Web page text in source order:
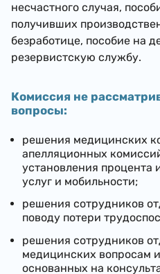
несчастного случая,
получивших
безработице, пособие на
резервистскую службу.
Комиссия не
вопросы:
решения медицинских
апелляционных
установления процента
услуг и мобильности;
решения сотрудников
поводу потери
решения сотрудников
медицинских вопросам
основанных на